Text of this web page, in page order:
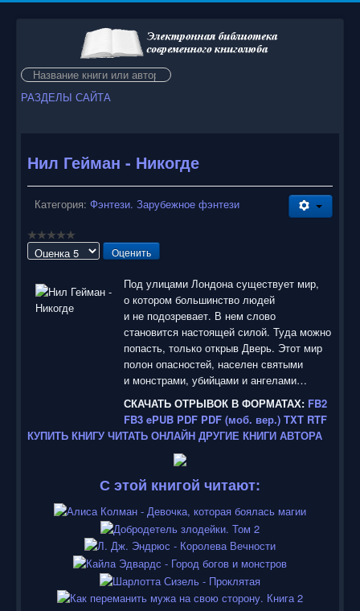
Искать...
РАЗДЕЛЫ САЙТА
Нил Гейман - Никогде
Категория: Фэнтези. Зарубежное фэнтези
Пожалуйста,
Под улицами Лондона существует мир,
о котором большинство людей
и не подозревает. В нем слово
становится настоящей силой. Туда можно
попасть, только открыв Дверь. Этот мир
полон опасностей, населен святыми
и монстрами, убийцами и ангелами…
СКАЧАТЬ ОТРЫВОК В ФОРМАТАХ: FB2
FB3 ePUB PDF PDF (моб. вер.) TXT RTF
КУПИТЬ КНИГУ ЧИТАТЬ ОНЛАЙН ДРУГИЕ КНИГИ АВТОРА
С этой книгой читают: